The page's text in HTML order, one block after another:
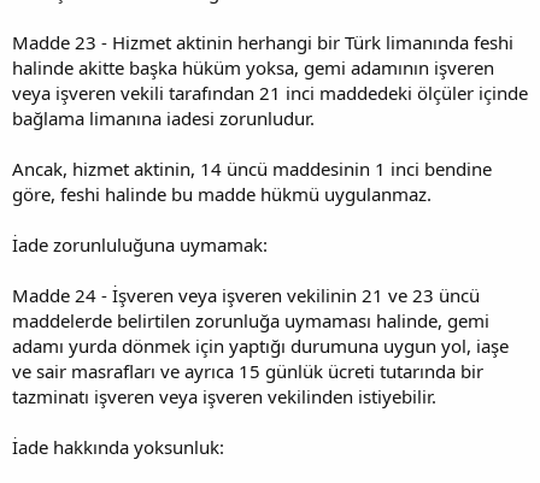
Madde 23 - Hizmet aktinin herhangi bir Türk limanında feshi
halinde akitte başka hüküm yoksa, gemi adamının işveren
veya işveren vekili tarafından 21 inci maddedeki ölçüler içinde
bağlama limanına iadesi zorunludur.
Ancak, hizmet aktinin, 14 üncü maddesinin 1 inci bendine
göre, feshi halinde bu madde hükmü uygulanmaz.
İade zorunluluğuna uymamak:
Madde 24 - İşveren veya işveren vekilinin 21 ve 23 üncü
maddelerde belirtilen zorunluğa uymaması halinde, gemi
adamı yurda dönmek için yaptığı durumuna uygun yol, iaşe
ve sair masrafları ve ayrıca 15 günlük ücreti tutarında bir
tazminatı işveren veya işveren vekilinden istiyebilir.
İade hakkında yoksunluk: